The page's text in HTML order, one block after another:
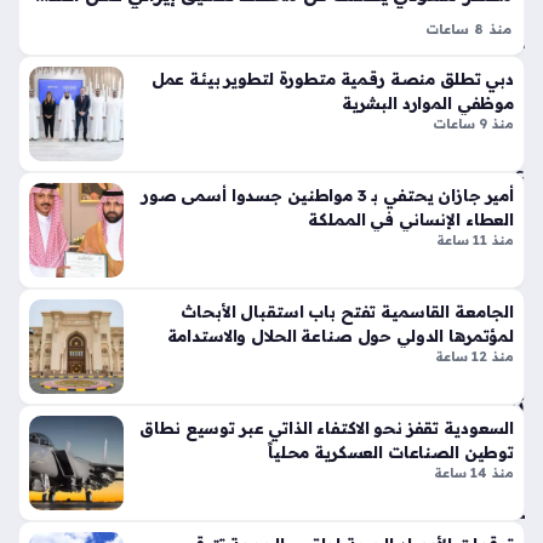
س
وبر
سب
ورت
تك
سر
قوا
الت
ص
مي
م
قلي
دي
بلم
ت
قة
منذ
عا
ت
ولا
ت
اس
تي
جي
ة
تعي
د
صي
منذ 8 ساعات
ورود معلومات استخباراتية دقيقة تشير إلى تنسيق عسكري عابر
للحدود يهدف لزعزعة استقرار المنطقة، حيث أكد مصدر سعودي
دبي تطلق منصة رقمية متطورة لتطوير بيئة عمل
موظفي الموارد البشرية
منذ 9 ساعات
أمير جازان يحتفي بـ 3 مواطنين جسدوا أسمى صور
العطاء الإنساني في المملكة
منذ 11 ساعة
الجامعة القاسمية تفتح باب استقبال الأبحاث
لمؤتمرها الدولي حول صناعة الحلال والاستدامة
منذ 12 ساعة
السعودية تقفز نحو الاكتفاء الذاتي عبر توسيع نطاق
توطين الصناعات العسكرية محلياً
منذ 14 ساعة